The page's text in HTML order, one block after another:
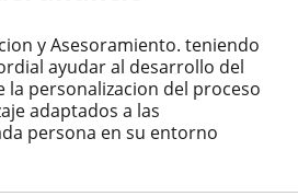
y Asesoramiento. teniendo
ayudar al desarrollo del
la personalizacion del proceso
adaptados a las
persona en su entorno